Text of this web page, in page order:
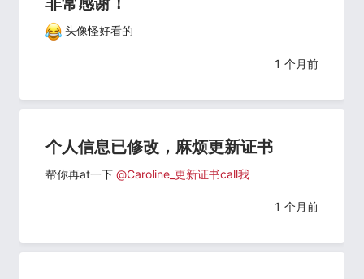
头像怪好看的
1 个月前
个人信息已修改，麻烦更新证书
帮你再at一下 @Caroline_更新证书call我
1 个月前